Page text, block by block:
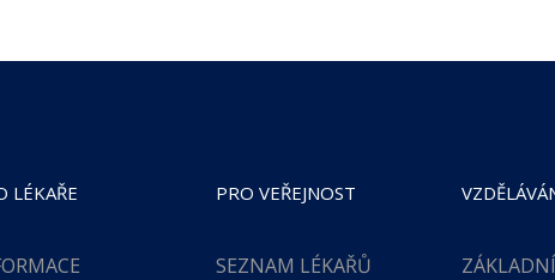
LÉKAŘE PRO VEŘEJNOST
SEZNAM LÉKAŘŮ